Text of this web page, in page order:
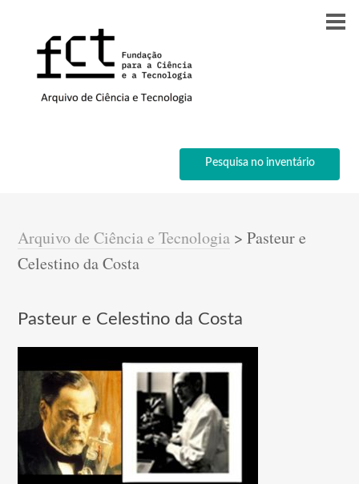
Pesquisa no inventário
Arquivo de Ciência e Tecnologia >Pasteur e
Celestino da Costa
Pasteur e Celestino da Costa